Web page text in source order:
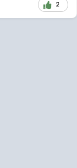
2